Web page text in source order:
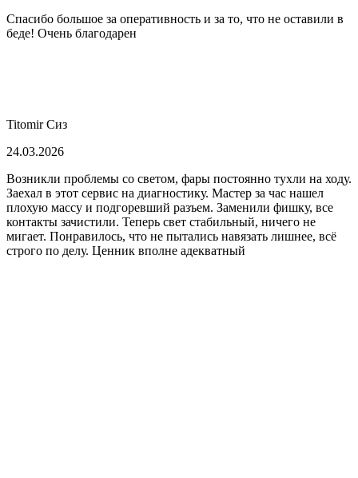
Спасибо большое за оперативность и за то, что не оставили в
беде! Очень благодарен
Titomir Сиз
24.03.2026
Возникли проблемы со светом, фары постоянно тухли на ходу.
Заехал в этот сервис на диагностику. Мастер за час нашел
плохую массу и подгоревший разъем. Заменили фишку, все
контакты зачистили. Теперь свет стабильный, ничего не
мигает. Понравилось, что не пытались навязать лишнее, всё
строго по делу. Ценник вполне адекватный